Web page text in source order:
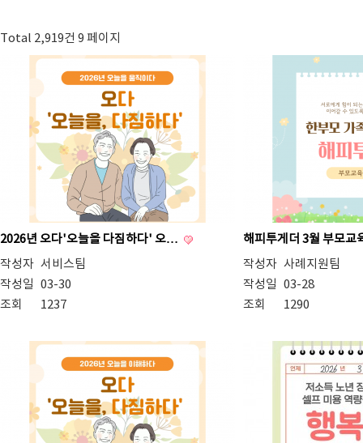
Total 2,919건 9 페이지
2026년 오다'오늘을 다짐하다' 오…
작성자 서비스팀
작성일 03-30
조회
1237
해피투게더 3월 부모교
작성자 사례지원팀
작성일 03-28
조회
1290